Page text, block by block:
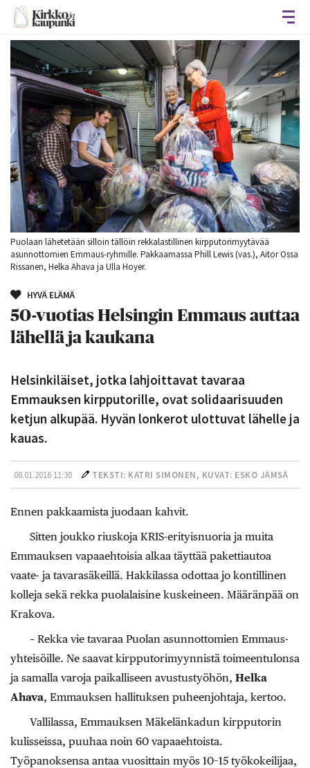
Puolaan lähetetään silloin tällöin rekkalastillinen kirpputorimyytävää
asunnottomien Emmaus-ryhmille. Pakkaamassa Phill Lewis (vas.), Aitor Ossa
Rissanen, Helka Ahava ja Ulla Hoyer.
HYVÄ ELÄMÄ
50-vuotias Helsingin Emmaus auttaa
lähellä ja kaukana
Helsinkiläiset, jotka lahjoittavat tavaraa
Emmauksen kirpputorille, ovat solidaarisuuden
ketjun alkupää. Hyvän lonkerot ulottuvat lähelle ja
kauas.
08.01.2016 11:30 TEKSTI: KATRI SIMONEN, KUVAT: ESKO JÄMSÄ
Ennen pakkaamista juodaan kahvit.
Sitten joukko riuskoja KRIS-erityisnuoria ja muita
Emmauksen vapaaehtoisia alkaa täyttää pakettiautoa
vaate- ja tavarasäkeillä. Hakkilassa odottaa jo kontillinen
kolleja sekä rekka puolalaisine kuskeineen. Määränpää on
Krakova.
– Rekka vie tavaraa Puolan asunnottomien Emmaus-
yhteisöille. Ne saavat kirpputorimyynnistä toimeentulonsa
ja samalla varoja paikalliseen avustustyöhön, Helka
Ahava, Emmauksen hallituksen puheenjohtaja, kertoo.
Vallilassa, Emmauksen Mäkelänkadun kirpputorin
kulisseissa, puuhaa noin 60 vapaaehtoista.
Työpanoksensa antaa vuosittain myös 10–15 työkokeilijaa,